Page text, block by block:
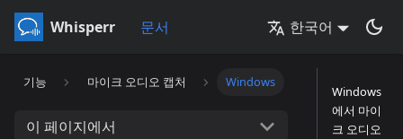
Whisperr 문서 한국어
기능 마이크 오디오 캡처 Windows
이 페이지에서
Windows
에서 마이
크 오디오